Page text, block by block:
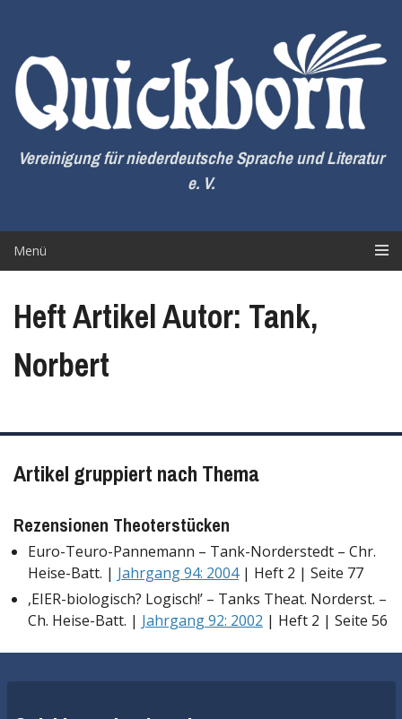
springen
Vereinigung für niederdeutsche Sprache und Literatur
e. V.
Menü
Heft Artikel Autor: Tank,
Norbert
Artikel gruppiert nach Thema
Rezensionen Theoterstücken
Euro-Teuro-Pannemann – Tank-Norderstedt – Chr.
Heise-Batt. | Jahrgang 94: 2004| Heft 2 | Seite 77
,EIER-biologisch? Logisch!’ – Tanks Theat. Norderst. –
Ch. Heise-Batt. | Jahrgang 92: 2002 | Heft 2 | Seite 56